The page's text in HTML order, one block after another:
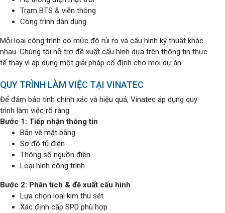
Trạm BTS & viễn thông
Công trình dân dụng
Mỗi loại công trình có mức độ rủi ro và cấu hình kỹ thuật khác
nhau. Chúng tôi hỗ trợ đề xuất cấu hình dựa trên thông tin thực
tế thay vì áp dụng một giải pháp cố định cho mọi dự án.
QUY TRÌNH LÀM VIỆC TẠI VINATEC
Để đảm bảo tính chính xác và hiệu quả, Vinatec áp dụng quy
trình làm việc rõ ràng:
Bước 1: Tiếp nhận thông tin
Bản vẽ mặt bằng
Sơ đồ tủ điện
Thông số nguồn điện
Loại hình công trình
Bước 2: Phân tích & đề xuất cấu hình
Lựa chọn loại kim thu sét
Xác định cấp SPD phù hợp